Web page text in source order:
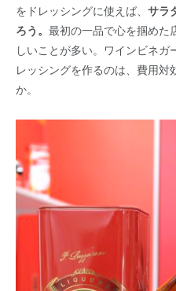
をドレッシングに使えば、 サラ
ろう。 最初の一品で心を掴めた
しいことが多い。ワインビネ
レッシングを作るのは、費用対
か。